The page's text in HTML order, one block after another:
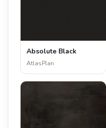
Absolute Black
AtlasPlan